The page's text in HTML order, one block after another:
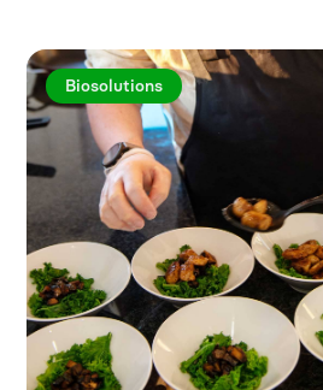
Biosolutions